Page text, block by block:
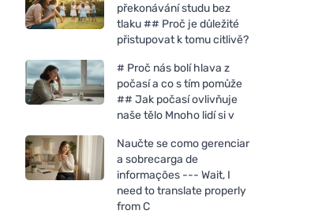
překonávání studu bez
tlaku ## Proč je důležité
přistupovat k tomu citlivě?
# Proč nás bolí hlava z
počasí a co s tím pomůže
## Jak počasí ovlivňuje
naše tělo Mnoho lidí si v
Naučte se como gerenciar
a sobrecarga de
informações --- Wait, I
need to translate properly
from C